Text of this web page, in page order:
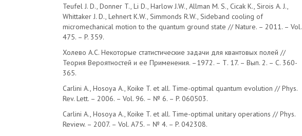
Teufel J. D., Donner T., Li D., Harlow J.W., Allman M. S., Cicak K., Sirois A. J.,
Whittaker J. D., Lehnert K.W., Simmonds R.W., Sideband cooling of
micromechanical motion to the quantum ground state // Nature. – 2011. – Vol.
475. – P. 359.
Холево А.С. Некоторые статистические задачи для квантовых полей //
Теория Вероятностей и ее Применения. –1972. – Т. 17. – Вып. 2. – С. 360-
365.
Carlini A., Hosoya A., Koike T. et all. Time-optimal quantum evolution // Phys.
Rev. Lett. – 2006. – Vol. 96. – № 6. – P. 060503.
Carlini A., Hosoya A., Koike T. et all. Time-optimal unitary operations // Phys.
Review. – 2007. – Vol. A75. – № 4. – P. 042308.